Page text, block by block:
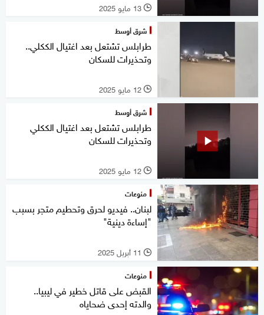
l 13 مايو 2025
شرق أوسط
طرابلس تشتعل بعد اغتيال الككلي..
وتحذيرات للسكان
l 12 مايو 2025
شرق أوسط
طرابلس تشتعل بعد اغتيال الككلي
وتحذيرات للسكان
l 12 مايو 2025
منوعات
لبنان.. فيديو لحرق وتحطيم متجر بسبب
"إساءة دينية"
l 11 أبريل 2025
منوعات
القبض على قاتل خطير في ليبيا..
والدته إحدى ضحاياه